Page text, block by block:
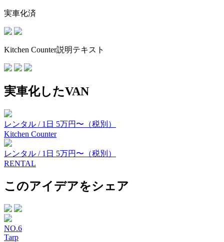
実車化済
Kitchen Counter説明テキスト
実車化したVAN
レンタル / 1日 5万円〜（税別）
Kitchen Counter
レンタル / 1日 5万円〜（税別）
RENTAL
このアイデアをシェア
NO.6
Tarp